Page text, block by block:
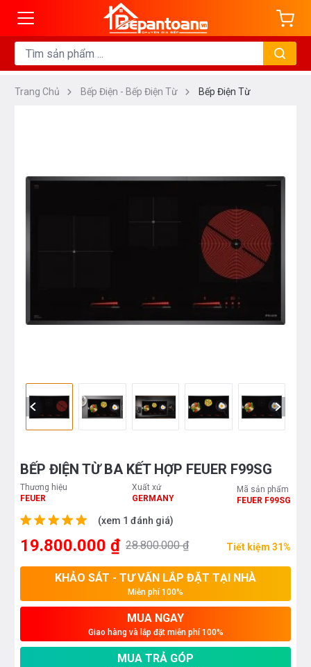
Trang Chủ Bếp Điện - Bếp Điện Từ Bếp Điện Từ
BẾP ĐIỆN TỪ BA KẾT HỢP FEUER F99SG
Thương hiệu
FEUER
Xuất xứ
GERMANY
Mã sản phẩm
FEUER F99SG
(xem 1 đánh giá)
19.800.000 ₫ 28.800.000 ₫ Tiết kiệm 31%
KHẢO SÁT - TƯ VẤN LẮP ĐẶT TẠI NHÀ
Miễn phí 100%
MUA NGAY
Giao hàng và lắp đặt miễn phí 100%
MUA TRẢ GÓP